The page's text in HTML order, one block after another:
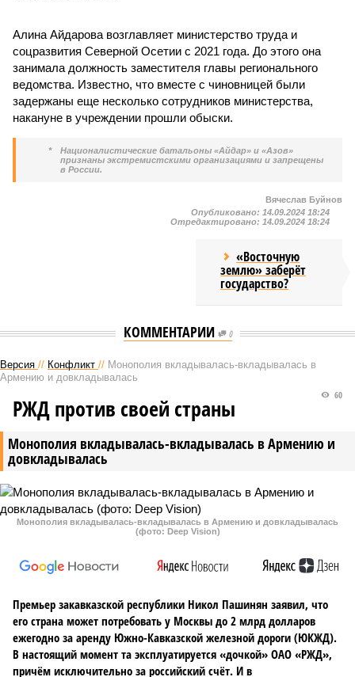
Алина Айдарова возглавляет министерство труда и
соцразвития Северной Осетии с 2021 года. До этого она
занимала должность заместителя главы регионального
ведомства. Известно, что вместе с чиновницей были
задержаны еще несколько сотрудников министерства,
накануне в учреждении прошли обыски.
*
Националистические батальоны «Айдар» и «Азов»
признаны экстремистскими организациями и запрещены
в России.
Вячеслав Буйнов
Опубликовано: 14.09.2024 18:24
Отредактировано: 14.09.2024 18:24
«Восточную
землю» заберёт
государство?
КОММЕНТАРИИ 0
Версия // Конфликт // Монополия вкладывалась-вкладывалась в
Армению и довкладывалась
Монополия вкладывалась-вкладывалась в Армению и
довкладывалась
60
РЖД против своей страны
Монополия вкладывалась-вкладывалась в Армению и довкладывалась
(фото: Deep Vision)
Премьер закавказской республики Никол Пашинян заявил, что
его страна может потребовать у Москвы до 2 млрд долларов
ежегодно за аренду Южно-Кавказской железной дороги (ЮКЖД).
В настоящий момент та эксплуатируется «дочкой» ОАО «РЖД»,
причём исключительно за российский счёт. И в